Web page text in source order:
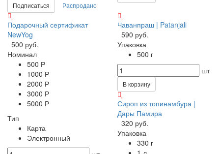
Подписаться Распродано
Подарочный сертификат
NewYog
500 руб.
Номинал
500 Р
1000 Р
2000 Р
3000 Р
5000 Р
Тип
Карта
Электронный
Чаванпраш | Patanjali
590 руб.
Упаковка
500 г
шт
В корзину
Сироп из топинамбура |
Дары Памира
320 руб.
Упаковка
330 г